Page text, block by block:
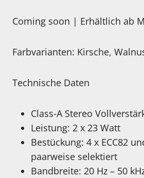
Coming soon | Erhältlich ab
Farbvarianten: Kirsche,
Technische Daten
Class-A Stereo
Leistung: 2 x 23 Watt
Bestückung: 4 x ECC82
paarweise selektiert
Bandbreite: 20 Hz – 50